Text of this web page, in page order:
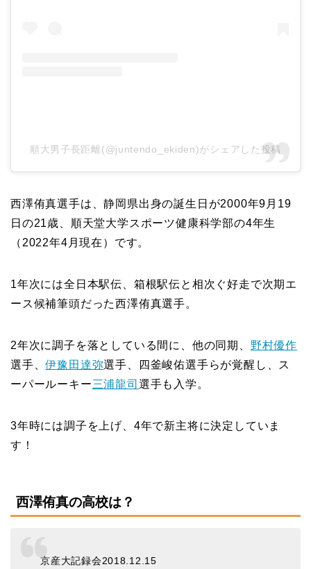
順大男子長距離(@juntendo_ekiden)がシェアした投稿
西澤侑真選手は、静岡県出身の誕生日が2000年9月19
日の21歳、順天堂大学スポーツ健康科学部の4年生
（2022年4月現在）です。
1年次には全日本駅伝、箱根駅伝と相次ぐ好走で次期エ
ース候補筆頭だった西澤侑真選手。
2年次に調子を落としている間に、他の同期、 野村優作
選手、伊豫田達弥選手、四釜峻佑選手らが覚醒し、ス
ーパールーキー三浦龍司 選手も入学。
3年時には調子を上げ、4年で新主将に決定していま
す！
西澤侑真の高校は？
京産大記録会2018.12.15